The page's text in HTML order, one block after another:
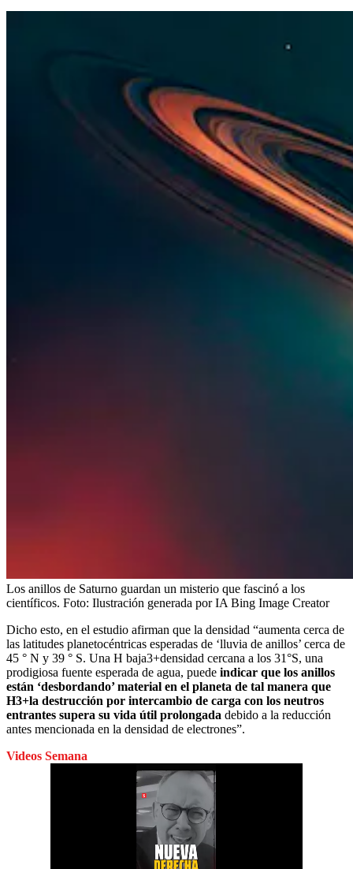
Los anillos de Saturno guardan un misterio que fascinó a los
científicos. Foto: Ilustración generada por IA Bing Image Creator
Dicho esto, en el estudio afirman que la densidad “aumenta cerca de
las latitudes planetocéntricas esperadas de ‘lluvia de anillos’ cerca de
45 ° N y 39 ° S. Una H baja3+densidad cercana a los 31°S, una
prodigiosa fuente esperada de agua, puede indicar que los anillos
están ‘desbordando’ material en el planeta de tal manera que
H3+la destrucción por intercambio de carga con los neutros
entrantes supera su vida útil prolongada debido a la reducción
antes mencionada en la densidad de electrones”.
Videos Semana